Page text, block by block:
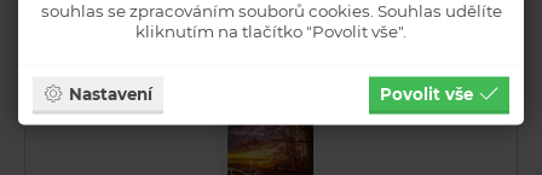
souhlas se zpracováním souborů cookies. Souhlas udělíte
kliknutím na tlačítko "Povolit vše".
Nastavení Povolit vše
Novinka